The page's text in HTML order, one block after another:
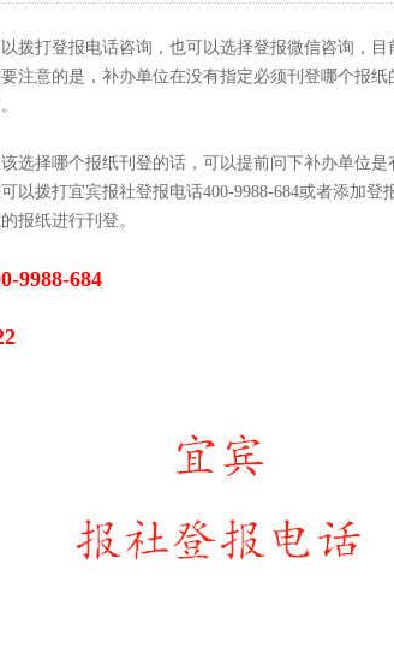
拨打登报电话咨询，也可以选择登报微信咨询，目
注意的是，补办单位在没有指定必须刊登哪个报
选择哪个报纸刊登的话，可以提前问下补办单位
以拨打宜宾报社登报电话400-9988-684或者添加登
报纸进行刊登。
9988-684